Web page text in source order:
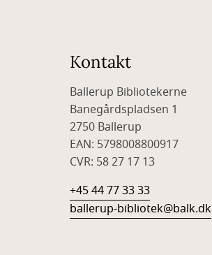
Kontakt
Ballerup Bibliotekerne
Banegårdspladsen 1
2750 Ballerup
EAN: 5798008800917
CVR: 58 27 17 13
+45 44 77 33 33
ballerup-bibliotek@balk.dk